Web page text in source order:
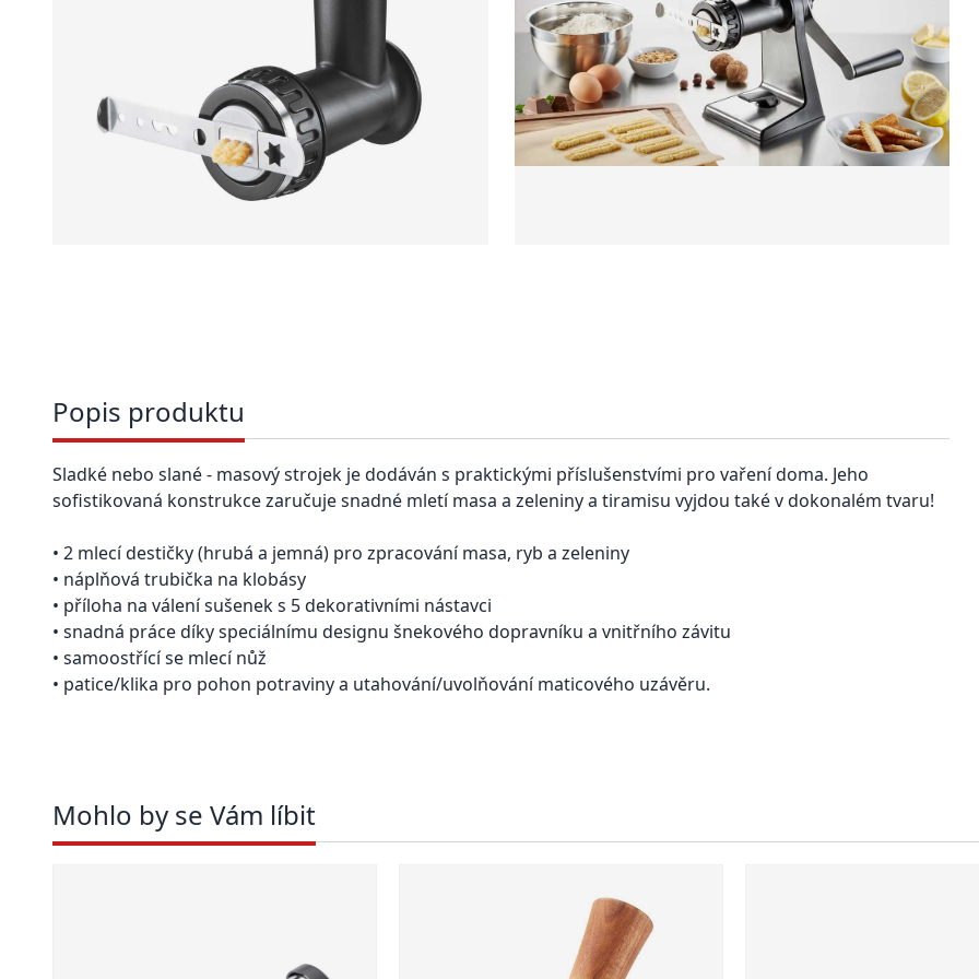
Popis produktu
Sladké nebo slané - masový strojek je dodáván s praktickými příslušenstvími pro vaření doma. Jeho
sofistikovaná konstrukce zaručuje snadné mletí masa a zeleniny a tiramisu vyjdou také v dokonalém tvaru!
• 2 mlecí destičky (hrubá a jemná) pro zpracování masa, ryb a zeleniny
• náplňová trubička na klobásy
• příloha na válení sušenek s 5 dekorativními nástavci
• snadná práce díky speciálnímu designu šnekového dopravníku a vnitřního závitu
• samoostřící se mlecí nůž
• patice/klika pro pohon potraviny a utahování/uvolňování maticového uzávěru.
Mohlo by se Vám líbit